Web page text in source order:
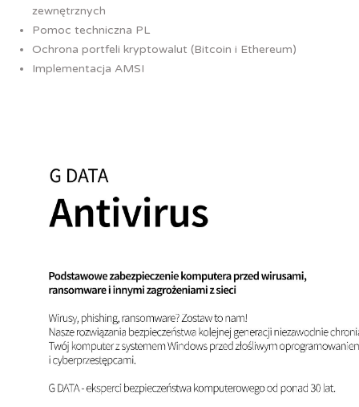
zewnętrznych
Pomoc techniczna PL
Ochrona portfeli kryptowalut (Bitcoin i Ethereum)
Implementacja AMSI